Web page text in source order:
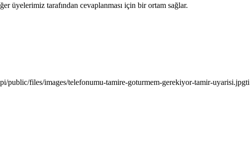
üyelerimiz tarafından cevaplanması için bir ortam sağlar.